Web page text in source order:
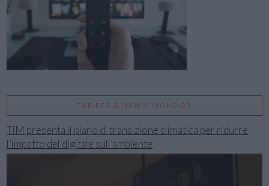
TARIFFE & NEWS: MONDO3
TIM presenta il piano di transizione climatica per ridurre
l’impatto del digitale sull’ambiente